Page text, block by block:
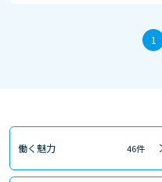
1
働く魅力 46件